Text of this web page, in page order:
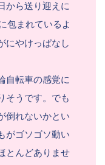
から送り迎えに
包まれているよ
にやけっぱなし
自転車の感覚に
そうです。でも
倒れないかとい
がゴソゴソ動い
とんどありませ